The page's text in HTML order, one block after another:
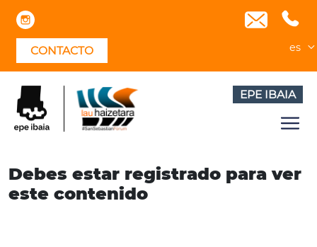
Skip
contentCONTACTO es
EPE IBAIA
Debes estar registrado para ver
este contenido